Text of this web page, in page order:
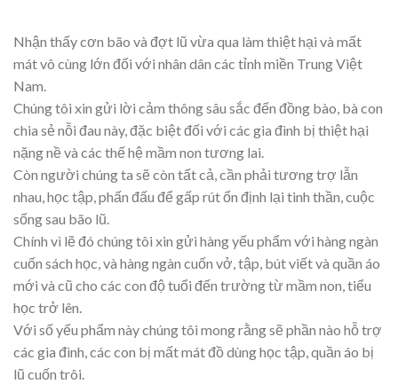
Nhận thấy cơn bão và đợt lũ vừa qua làm thiệt hại và mất
mát vô cùng lớn đối với nhân dân các tỉnh miền Trung Việt
Nam.
Chúng tôi xin gửi lời cảm thông sâu sắc đến đồng bào, bà con
chia sẻ nỗi đau này, đặc biệt đối với các gia đình bị thiệt hại
nặng nề và các thế hệ mầm non tương lai.
Còn người chúng ta sẽ còn tất cả, cần phải tương trợ lẫn
nhau, học tập, phấn đấu để gấp rút ổn định lại tinh thần, cuộc
sống sau bão lũ.
Chính vì lẽ đó chúng tôi xin gửi hàng yếu phẩm với hàng ngàn
cuốn sách học, và hàng ngàn cuốn vở, tập, bút viết và quần áo
mới và cũ cho các con độ tuổi đến trường từ mầm non, tiểu
học trở lên.
Với số yếu phẩm này chúng tôi mong rằng sẽ phần nào hỗ trợ
các gia đình, các con bị mất mát đồ dùng học tập, quần áo bị
lũ cuốn trôi.